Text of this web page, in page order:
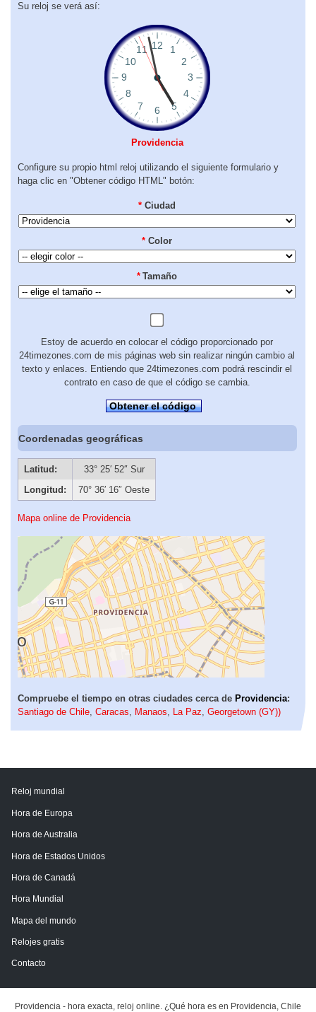
Su reloj se verá así:
Providencia
Configure su propio html reloj utilizando el siguiente formulario y
haga clic en "Obtener código HTML" botón:
* Ciudad
* Color
* Tamaño
Estoy de acuerdo en colocar el código proporcionado por
24timezones.com de mis páginas web sin realizar ningún cambio al
texto y enlaces. Entiendo que 24timezones.com podrá rescindir el
contrato en caso de que el código se cambia.
Obtener el código
Coordenadas geográficas
Latitud:
33° 25′ 52″ Sur
Longitud:
70° 36′ 16″ Oeste
Mapa online de Providencia
Compruebe el tiempo en otras ciudades cerca de Providencia:
Santiago de Chile Caracas Manaos La Paz Georgetown (GY))
Reloj mundial
Hora de Europa
Hora de Australia
Hora de Estados Unidos
Hora de Canadá
Hora Mundial
Mapa del mundo
Relojes gratis
Contacto
Providencia - hora exacta, reloj online. ¿Qué hora es en Providencia, Chile